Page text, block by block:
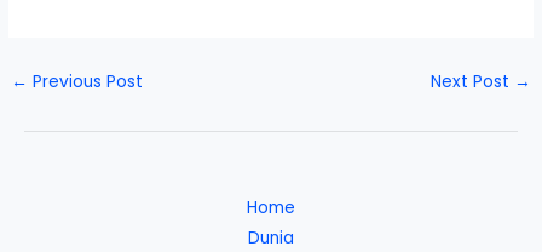
← Previous Post Next Post →
Home
Dunia